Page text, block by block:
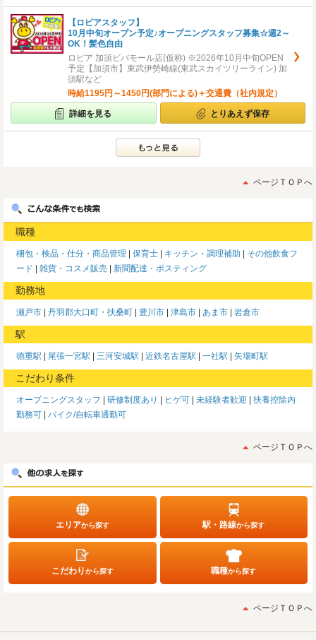
【ロピアスタッフ】
10月中旬オープン予定♪オープニングスタッフ募集☆週2～
OK！髪色自由
ロピア 加須ビバモール店(仮称) ※2026年10月中旬OPEN
予定【加須市】東武伊勢崎線(東武スカイツリーライン) 加
須駅など
時給1195円～1450円(部門による)＋交通費（社内規定）
詳細を見る とりあえず保存
ページＴＯＰへ
職種
梱包・検品・仕分・商品管理 保育士 キッチン・調理補助
その他飲食フ
ード
雑貨・コスメ販売 新聞配達・ポスティング
勤務地
瀬戸市 丹羽郡大口町・扶桑町 豊川市 津島市 あま市 岩倉市
駅
徳重駅 尾張一宮駅 三河安城駅 近鉄名古屋駅 一社駅 矢場町駅
こだわり条件
オープニングスタッフ 研修制度あり ヒゲ可 未経験者歓迎
扶養控除内
勤務可
バイク/自転車通勤可
ページＴＯＰへ
エリアから探す 駅・路線から探す
こだわりから探す 職種から探す
ページＴＯＰへ